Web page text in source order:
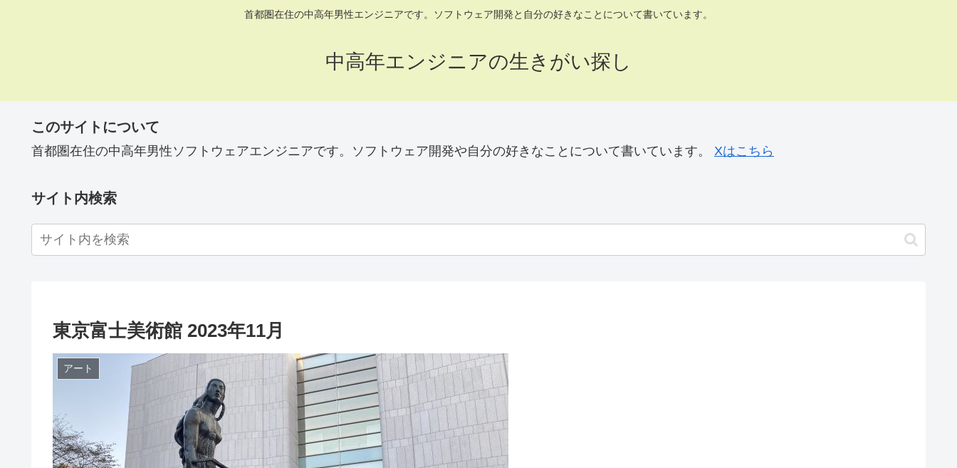
首都圏在住の中高年男性エンジニアです。ソフトウェア開発と自分の好きなことについて書いています。
中高年エンジニアの生きがい探し
このサイトについて
首都圏在住の中高年男性ソフトウェアエンジニアです。ソフトウェア開発や自分の好きなことについて書いています。 Xはこちら
サイト内検索
東京富士美術館 2023年11月
アート